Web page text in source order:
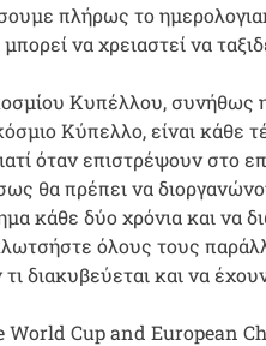
πλήρως το
να χρειαστεί να
Κυπέλλου, συνήθως
Κύπελλο, είναι κάθε
όταν επιστρέψουν στο
θα πρέπει να
κάθε δύο χρόνια και να
όλους τους
διακυβεύεται και να
World Cup and European